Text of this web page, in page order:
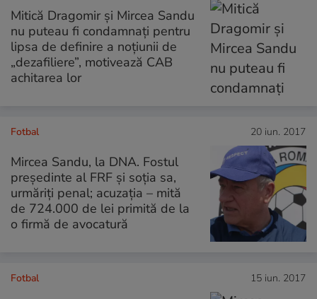
Mitică Dragomir și Mircea Sandu
nu puteau fi condamnați pentru
lipsa de definire a noțiunii de
„dezafiliere”, motivează CAB
achitarea lor
Fotbal 20 iun. 2017
Mircea Sandu, la DNA. Fostul
președinte al FRF și soția sa,
urmăriți penal; acuzația – mită
de 724.000 de lei primită de la
o firmă de avocatură
Fotbal 15 iun. 2017